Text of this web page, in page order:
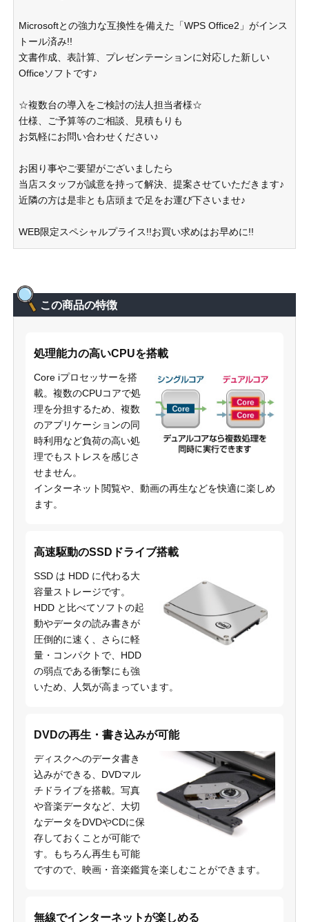
Microsoftとの強力な互換性を備えた「WPS Office2」がインス
トール済み!!
文書作成、表計算、プレゼンテーションに対応した新しい
Officeソフトです♪
☆複数台の導入をご検討の法人担当者様☆
仕様、ご予算等のご相談、見積もりも
お気軽にお問い合わせください♪
お困り事やご要望がございましたら
当店スタッフが誠意を持って解決、提案させていただきます♪
近隣の方は是非とも店頭まで足をお運び下さいませ♪
WEB限定スペシャルプライス!!お買い求めはお早めに!!
この商品の特徴
処理能力の高いCPUを搭載
Core iプロセッサーを搭
載。複数のCPUコアで処
理を分担するため、複数
のアプリケーションの同
時利用など負荷の高い処
理でもストレスを感じさ
せません。
インターネット閲覧や、動画の再生などを快適に楽しめ
ます。
高速駆動のSSDドライブ搭載
SSD は HDD に代わる大
容量ストレージです。
HDD と比べてソフトの起
動やデータの読み書きが
圧倒的に速く、さらに軽
量・コンパクトで、HDD
の弱点である衝撃にも強
いため、人気が高まっています。
DVDの再生・書き込みが可能
ディスクへのデータ書き
込みができる、DVDマル
チドライブを搭載。写真
や音楽データなど、大切
なデータをDVDやCDに保
存しておくことが可能で
す。もちろん再生も可能
ですので、映画・音楽鑑賞を楽しむことができます。
無線でインターネットが楽しめる